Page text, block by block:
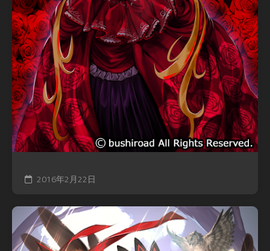
2016年2月22日